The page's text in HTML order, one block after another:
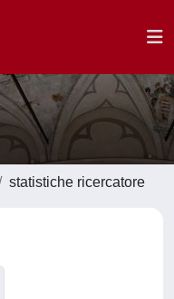
statistiche ricercatore